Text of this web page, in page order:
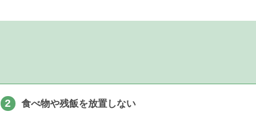
2 食べ物や残飯を放置しない